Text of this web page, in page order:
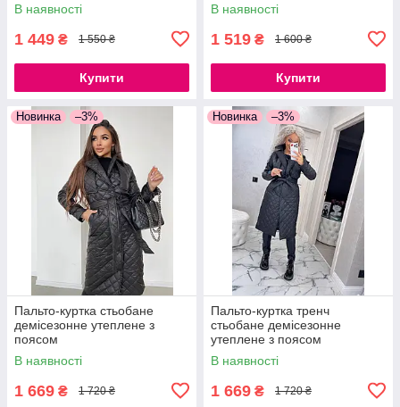
В наявності
1 449 ₴ 1 550 ₴
Купити
В наявності
1 519 ₴ 1 600 ₴
Купити
Новинка –3%
Пальто-куртка стьобане
демісезонне утеплене з
поясом
В наявності
1 669 ₴ 1 720 ₴
Новинка –3%
Пальто-куртка тренч
стьобане демісезонне
утеплене з поясом
В наявності
1 669 ₴ 1 720 ₴